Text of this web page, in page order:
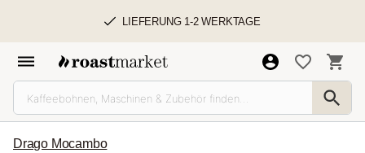
LIEFERUNG 1-2 WERKTAGE
Drago Mocambo